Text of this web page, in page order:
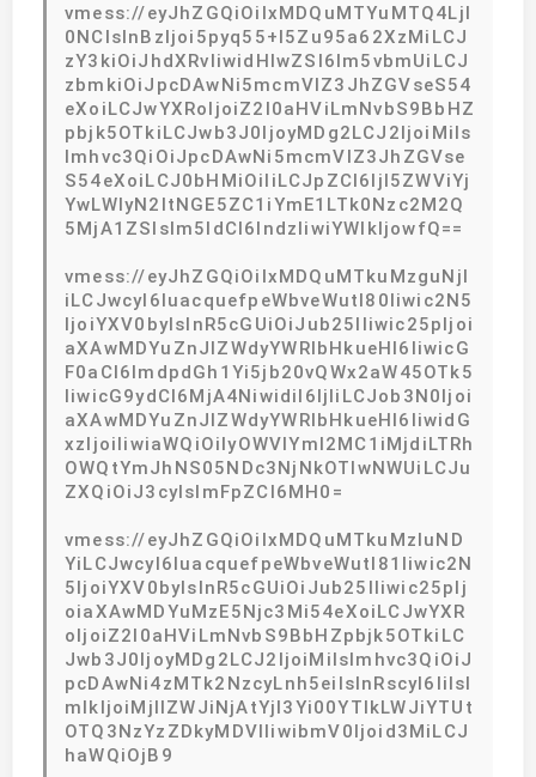
vmess://eyJhZGQiOiIxMDQuMTYuMTQ4LjI
0NCIsInBzIjoi5pyq55+l5Zu95a62XzMiLCJ
zY3kiOiJhdXRvIiwidHlwZSI6Im5vbmUiLCJ
zbmkiOiJpcDAwNi5mcmVlZ3JhZGVseS54
eXoiLCJwYXRoIjoiZ2l0aHViLmNvbS9BbHZ
pbjk5OTkiLCJwb3J0IjoyMDg2LCJ2IjoiMiIs
Imhvc3QiOiJpcDAwNi5mcmVlZ3JhZGVse
S54eXoiLCJ0bHMiOiIiLCJpZCI6IjI5ZWViYj
YwLWIyN2ItNGE5ZC1iYmE1LTk0Nzc2M2Q
5MjA1ZSIsIm5ldCI6IndzIiwiYWlkIjowfQ==
vmess://eyJhZGQiOiIxMDQuMTkuMzguNjI
iLCJwcyI6IuacquefpeWbveWutl80Iiwic2N5
IjoiYXV0byIsInR5cGUiOiJub25lIiwic25pIjoi
aXAwMDYuZnJlZWdyYWRlbHkueHl6IiwicG
F0aCI6ImdpdGh1Yi5jb20vQWx2aW45OTk5
IiwicG9ydCI6MjA4NiwidiI6IjIiLCJob3N0Ijoi
aXAwMDYuZnJlZWdyYWRlbHkueHl6IiwidG
xzIjoiIiwiaWQiOiIyOWVlYmI2MC1iMjdiLTRh
OWQtYmJhNS05NDc3NjNkOTIwNWUiLCJu
ZXQiOiJ3cyIsImFpZCI6MH0=
vmess://eyJhZGQiOiIxMDQuMTkuMzIuND
YiLCJwcyI6IuacquefpeWbveWutl81Iiwic2N
5IjoiYXV0byIsInR5cGUiOiJub25lIiwic25pIj
oiaXAwMDYuMzE5Njc3Mi54eXoiLCJwYXR
oIjoiZ2l0aHViLmNvbS9BbHZpbjk5OTkiLC
Jwb3J0IjoyMDg2LCJ2IjoiMiIsImhvc3QiOiJ
pcDAwNi4zMTk2NzcyLnh5eiIsInRscyI6IiIsI
mlkIjoiMjllZWJiNjAtYjI3Yi00YTlkLWJiYTUt
OTQ3NzYzZDkyMDVlIiwibmV0Ijoid3MiLCJ
haWQiOjB9